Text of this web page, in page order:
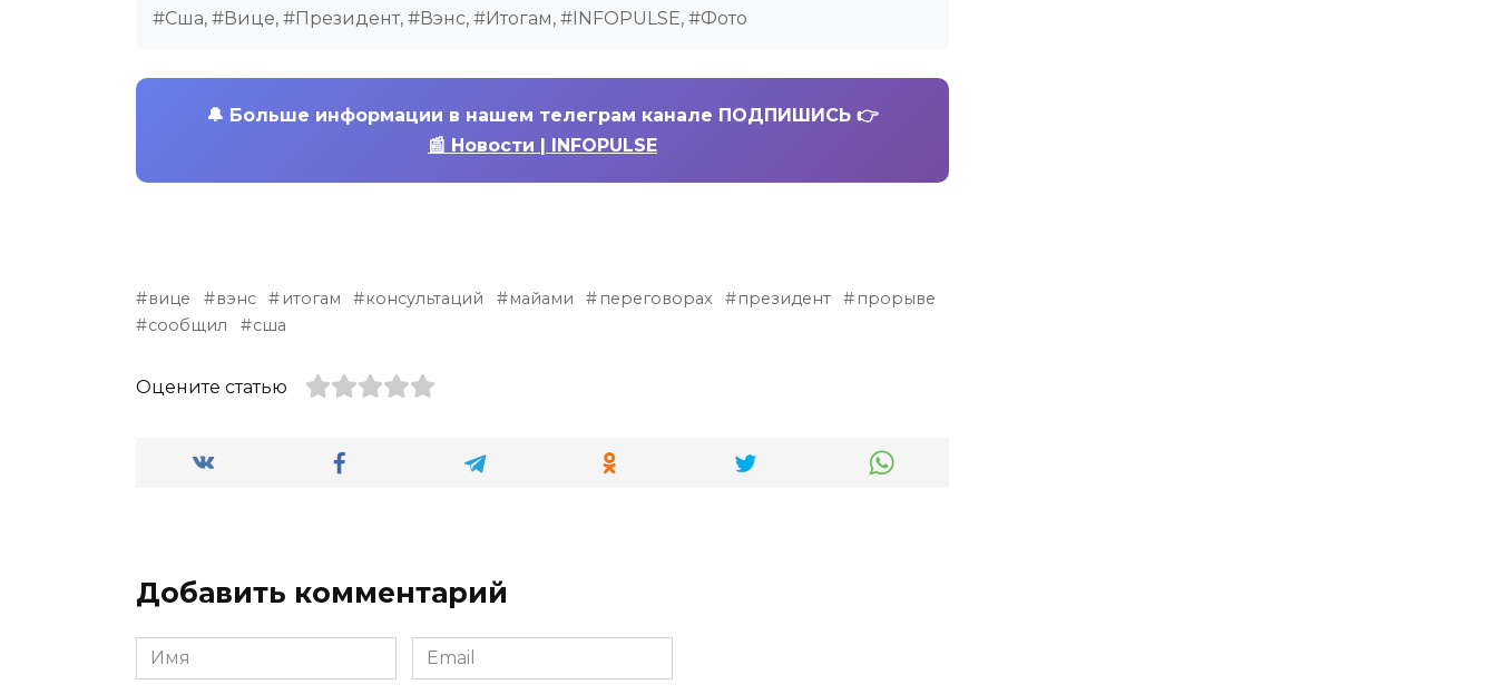
#Сша, #Вице, #Президент, #Вэнс, #Итогам, #INFOPULSE, #Фото
🔔 Больше информации в нашем телеграм канале ПОДПИШИСЬ 👉
📰 Новости | INFOPULSE
вице вэнс итогам консультаций майами переговорах президент
прорыве
сообщил
сша
Оцените статью
Добавить комментарий
Имя
*
Email
*